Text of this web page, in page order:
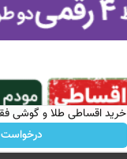
خرید اقساطی طلا و گوشی
درخواست